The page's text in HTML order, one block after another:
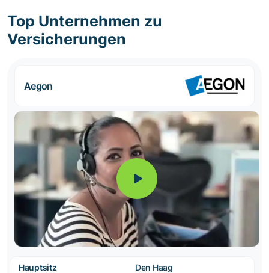
Top Unternehmen zu
Versicherungen
Aegon
Hauptsitz Den Haag